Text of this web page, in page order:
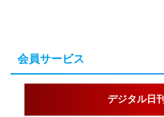
会員サービス
デジタル日